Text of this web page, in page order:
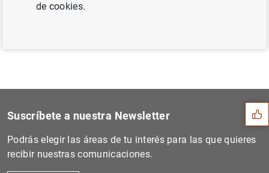
Anterior
Sugerencias
Suscríbete a nuestra Newsletter
Podrás elegir las áreas de tu interés para las que quieres
recibir nuestras comunicaciones.
de cookies.